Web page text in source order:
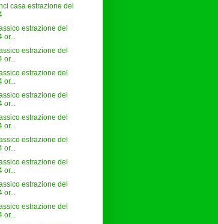
casa estrazione del
estrazione del
or...
estrazione del
or...
estrazione del
or...
estrazione del
or...
estrazione del
or...
estrazione del
or...
estrazione del
or...
estrazione del
or...
estrazione del
or...